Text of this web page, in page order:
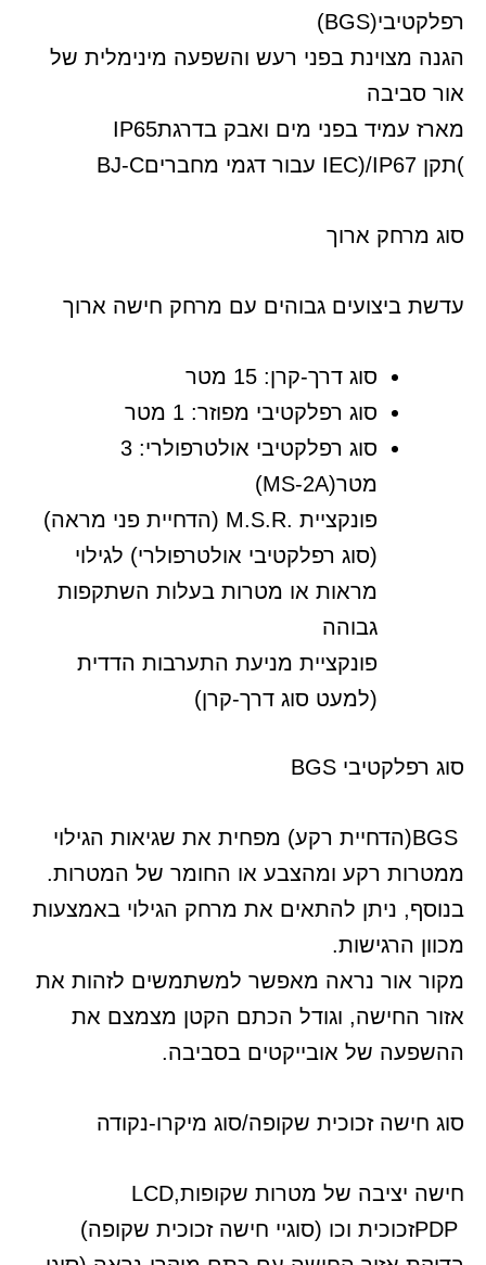
רפלקטיבי(BGS)
הגנה מצוינת בפני רעש והשפעה מינימלית של
אור סביבה
מארז עמיד בפני מים ואבק בדרגתIP65
(תקן IEC)/IP67 עבור דגמי מחבריםBJ-C
סוג מרחק ארוך
עדשת ביצועים גבוהים עם מרחק חישה ארוך
סוג דרך-קרן: 15 מטר
סוג רפלקטיבי מפוזר: 1 מטר
סוג רפלקטיבי אולטרפולרי: 3
מטר(MS-2A)
פונקציית M.S.R. (הדחיית פני מראה)
(סוג רפלקטיבי אולטרפולרי) לגילוי
מראות או מטרות בעלות השתקפות
גבוהה
פונקציית מניעת התערבות הדדית
(למעט סוג דרך-קרן)
סוג רפלקטיבי BGS
BGS(הדחיית רקע) מפחית את שגיאות הגילוי
ממטרות רקע ומהצבע או החומר של המטרות.
בנוסף, ניתן להתאים את מרחק הגילוי באמצעות
מכוון הרגישות.
מקור אור נראה מאפשר למשתמשים לזהות את
אזור החישה, וגודל הכתם הקטן מצמצם את
ההשפעה של אובייקטים בסביבה.
סוג חישה זכוכית שקופה/סוג מיקרו-נקודה
חישה יציבה של מטרות שקופותLCD,
PDPזכוכית וכו (סוגיי חישה זכוכית שקופה)